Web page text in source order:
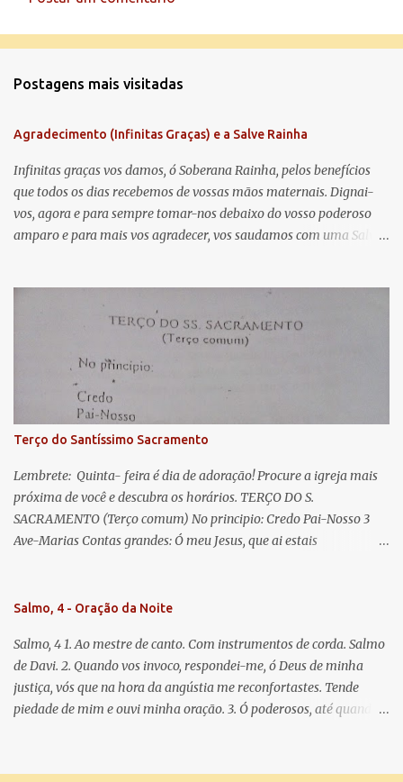
e
t
á
r
i
o
Postagens mais visitadas
Agradecimento (Infinitas Graças) e a Salve Rainha
Infinitas graças vos damos, ó Soberana Rainha, pelos benefícios
que todos os dias recebemos de vossas mãos maternais. Dignai-
vos, agora e para sempre tomar-nos debaixo do vosso poderoso
amparo e para mais vos agradecer, vos saudamos com uma Salve
lágrimas. Eia, pois, Advogada nossa, estes vossos olhos
misericordiosos a nós volvei, e depois deste desterro, mostrai-nos
Jesus. Bendito é o fruto do vosso ventre, ó clemente, ó piedosa, ó
doce e sempre Virgem Maria. Rogai por nós Santa Mãe de Deus.
Para que sejamos dignos das promessas de Cristo. Amém.
Terço do Santíssimo Sacramento
Lembrete: Quinta- feira é dia de adoração! Procure a igreja mais
próxima de você e descubra os horários. TERÇO DO S.
SACRAMENTO (Terço comum) No principio: Credo Pai-Nosso 3
Ave-Marias Contas grandes: Ó meu Jesus, que ai estais
Vós morra eu! Nas contas pequenas: Sacramento de Amor!
que nos salva, dá-nos Vossa força, Vosso perdão e a Vossa
misericórdia. (no fim) Rezar 3 vezes: Louvores e graças se deem a
cada momento ao Santíssimo e Diviníssimo Sacramento.
Salmo, 4 - Oração da Noite
Salmo, 4 1. Ao mestre de canto. Com instrumentos de corda. Salmo
de Davi. 2. Quando vos invoco, respondei-me, ó Deus de minha
justiça, vós que na hora da angústia me reconfortastes. Tende
piedade de mim e ouvi minha oração. 3. Ó poderosos, até quando
o Senhor me ouviu quando o invoquei. 5. Tremei, mas sem pecar;